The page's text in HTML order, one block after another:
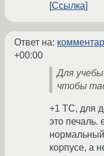
Ссылка
Ответ на:
+00:00
Для
чтобы
+1 ТС, для
это печаль.
корпусе, а